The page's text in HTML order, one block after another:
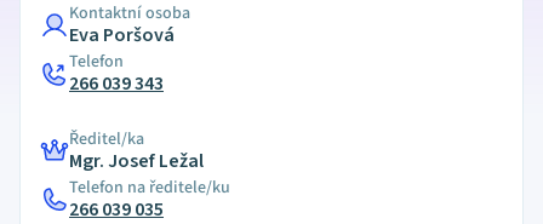
Kontaktní osoba
Eva Poršová
Telefon
266 039 343
Ředitel/ka
Mgr. Josef Ležal
Telefon na ředitele/ku
266 039 035